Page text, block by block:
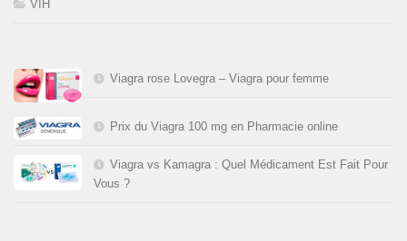
VIH
Viagra rose Lovegra – Viagra pour femme
Prix du Viagra 100 mg en Pharmacie online
Viagra vs Kamagra : Quel Médicament Est Fait Pour
Vous ?